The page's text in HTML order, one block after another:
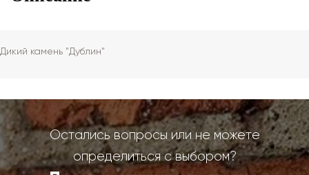
Дикий камень "Дублин"
Остались вопросы или не можете
определиться с выбором?